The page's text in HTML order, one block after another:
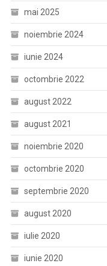
mai 2025
noiembrie 2024
iunie 2024
octombrie 2022
august 2022
august 2021
noiembrie 2020
octombrie 2020
septembrie 2020
august 2020
iulie 2020
iunie 2020